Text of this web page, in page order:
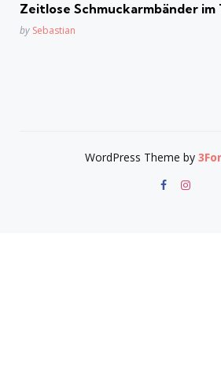
Zeitlose Schmuckarmbänder im
Posted
by Sebastian
WordPress Theme by